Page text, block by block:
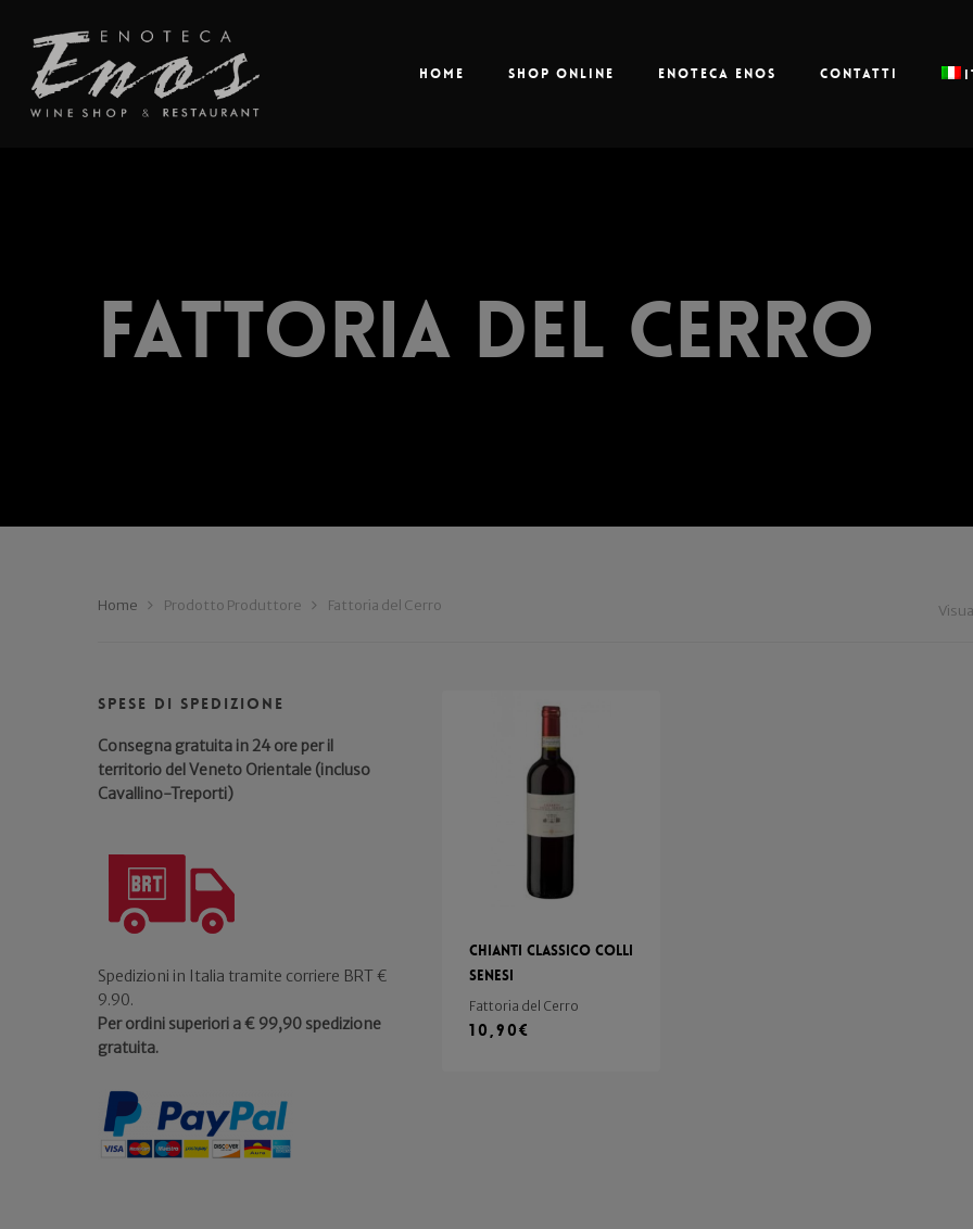
Home Shop online Enoteca Enos Contatti
Fattoria del Cerro
Home Prodotto Produttore Fattoria del Cerro
Spese di spedizione
Consegna gratuita in 24 ore per il
territorio del Veneto Orientale (incluso
Cavallino-Treporti)
Spedizioni in Italia tramite corriere BRT €
9.90.
Per ordini superiori a € 99,90 spedizione
gratuita.
Chianti Classico Colli
Senesi
Fattoria del Cerro
10,90€